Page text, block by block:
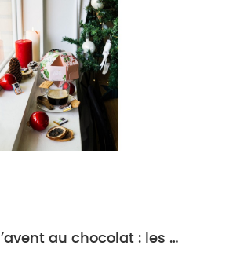
Calendrier de l’avent au chocolat : les nouveautés du Petit Carré de Chocolat